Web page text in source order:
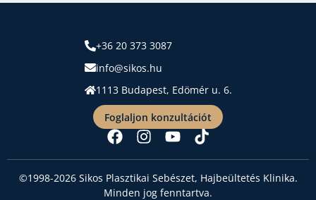
+36 20 373 3087
info@sikos.hu
1113 Budapest, Edömér u. 6.
Foglaljon konzultációt
©1998-2026 Sikos Plasztikai Sebészet, Hajbeültetés Klinika.
Minden jog fenntartva.